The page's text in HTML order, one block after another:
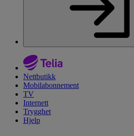
Nettbutikk
Mobilabonnement
TV
Internett
Trygghet
Hjelp